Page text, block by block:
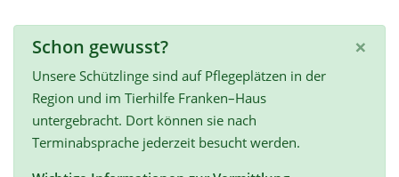
×
Schon gewusst?
Unsere Schützlinge sind auf Pflegeplätzen in der
Region und im Tierhilfe Franken–Haus
untergebracht. Dort können sie nach
Terminabsprache jederzeit besucht werden.